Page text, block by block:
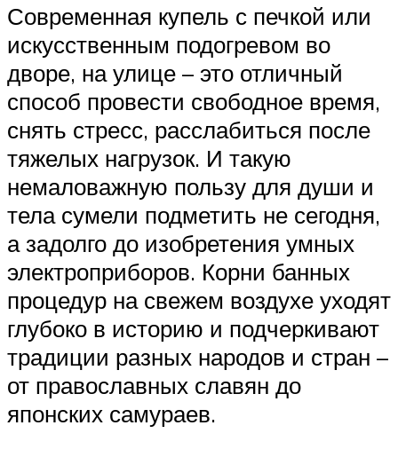
Современная купель с печкой или
искусственным подогревом во
дворе, на улице – это отличный
способ провести свободное время,
снять стресс, расслабиться после
тяжелых нагрузок. И такую
немаловажную пользу для души и
тела сумели подметить не сегодня,
а задолго до изобретения умных
электроприборов. Корни банных
процедур на свежем воздухе уходят
глубоко в историю и подчеркивают
традиции разных народов и стран –
от православных славян до
японских самураев.